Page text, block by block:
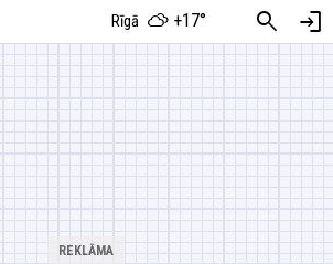
Rīgā +17° search login